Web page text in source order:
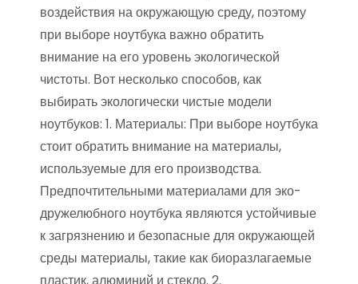
воздействия на окружающую среду, поэтому
при выборе ноутбука важно обратить
внимание на его уровень экологической
чистоты. Вот несколько способов, как
выбирать экологически чистые модели
ноутбуков: 1. Материалы: При выборе ноутбука
стоит обратить внимание на материалы,
используемые для его производства.
Предпочтительными материалами для эко-
дружелюбного ноутбука являются устойчивые
к загрязнению и безопасные для окружающей
среды материалы, такие как биоразлагаемые